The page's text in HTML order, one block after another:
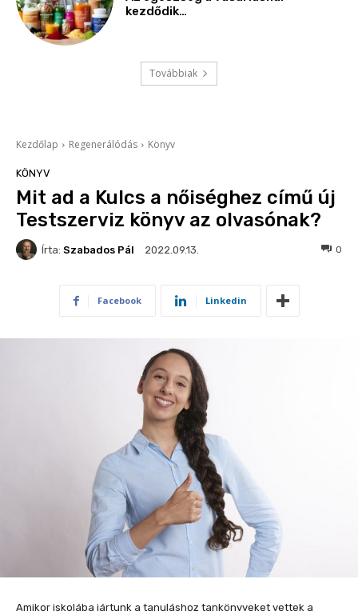
kezdődik…
Továbbiak